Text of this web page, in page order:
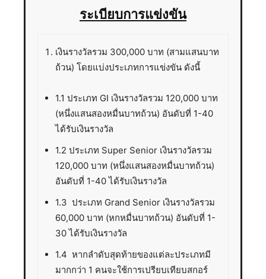
ระเบียบการแข่งขัน
เงินรางวัลรวม 300,000 บาท (สามแสนบาท
ถ้วน) โดยแบ่งประเภทการแข่งขัน ดังนี้
1.1 ประเภท GI เงินรางวัลรวม 120,000 บาท
(หนึ่งแสนสองหมื่นบาทถ้วน) อันดับที่ 1-40
ได้รับเงินรางวัล
1.2 ประเภท Super Senior เงินรางวัลรวม
120,000 บาท (หนึ่งแสนสองหมื่นบาทถ้วน)
อันดับที่ 1-40 ได้รับเงินรางวัล
1.3 ประเภท Grand Senior เงินรางวัลรวม
60,000 บาท (หกหมื่นบาทถ้วน) อันดับที่ 1-
30 ได้รับเงินรางวัล
1.4 หากลำดับสุดท้ายของแต่ละประเภทมี
มากกว่า 1 คนจะใช้การเปรียบเทียบสกอร์